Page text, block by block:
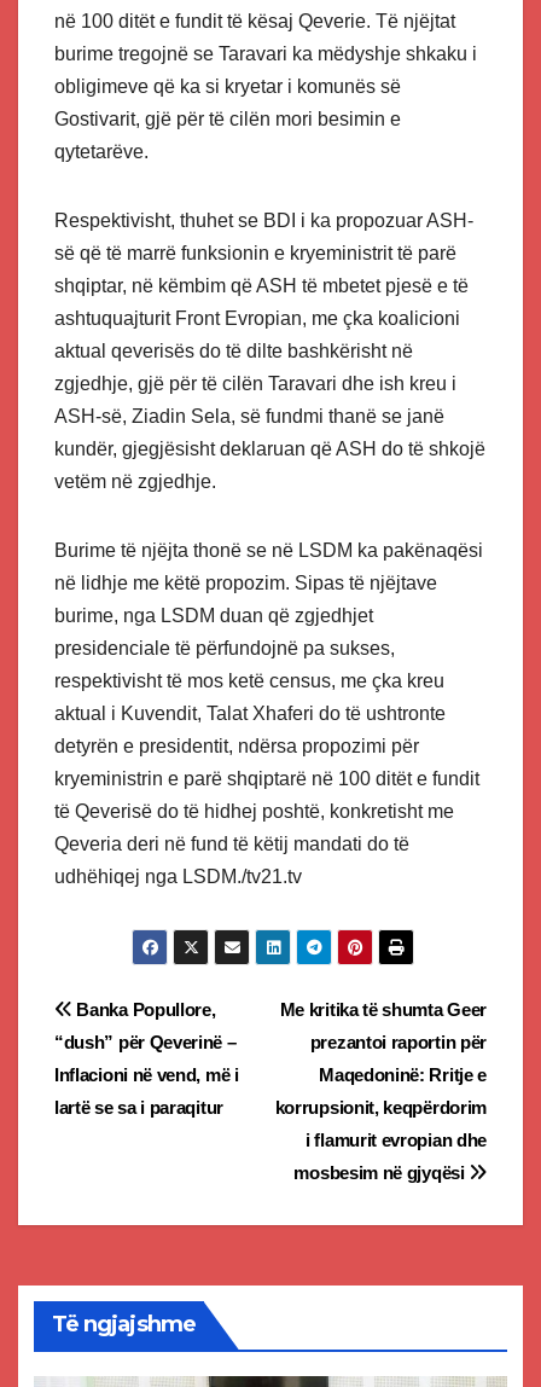
në 100 ditët e fundit të kësaj Qeverie. Të njëjtat
burime tregojnë se Taravari ka mëdyshje shkaku i
obligimeve që ka si kryetar i komunës së
Gostivarit, gjë për të cilën mori besimin e
qytetarëve.
Respektivisht, thuhet se BDI i ka propozuar ASH-
së që të marrë funksionin e kryeministrit të parë
shqiptar, në këmbim që ASH të mbetet pjesë e të
ashtuquajturit Front Evropian, me çka koalicioni
aktual qeverisës do të dilte bashkërisht në
zgjedhje, gjë për të cilën Taravari dhe ish kreu i
ASH-së, Ziadin Sela, së fundmi thanë se janë
kundër, gjegjësisht deklaruan që ASH do të shkojë
vetëm në zgjedhje.
Burime të njëjta thonë se në LSDM ka pakënaqësi
në lidhje me këtë propozim. Sipas të njëjtave
burime, nga LSDM duan që zgjedhjet
presidenciale të përfundojnë pa sukses,
respektivisht të mos ketë census, me çka kreu
aktual i Kuvendit, Talat Xhaferi do të ushtronte
detyrën e presidentit, ndërsa propozimi për
kryeministrin e parë shqiptarë në 100 ditët e fundit
të Qeverisë do të hidhej poshtë, konkretisht me
Qeveria deri në fund të këtij mandati do të
udhëhiqej nga LSDM./tv21.tv
Post
navigation
Me kritika të shumta Geer
prezantoi raportin për
Maqedoninë: Rritje e
korrupsionit, keqpërdorim
i flamurit evropian dhe
mosbesim në gjyqësi
Banka Popullore,
“dush” për Qeverinë –
Inflacioni në vend, më i
lartë se sa i paraqitur
Të ngjajshme